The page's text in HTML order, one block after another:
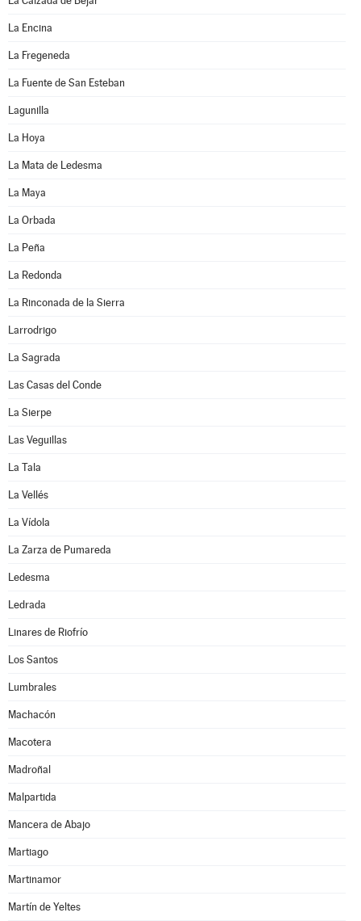
La Encina
La Fregeneda
La Fuente de San Esteban
Lagunilla
La Hoya
La Mata de Ledesma
La Maya
La Orbada
La Peña
La Redonda
La Rinconada de la Sierra
Larrodrigo
La Sagrada
Las Casas del Conde
La Sierpe
Las Veguillas
La Tala
La Vellés
La Vídola
La Zarza de Pumareda
Ledesma
Ledrada
Linares de Riofrío
Los Santos
Lumbrales
Machacón
Macotera
Madroñal
Malpartida
Mancera de Abajo
Martiago
Martinamor
Martín de Yeltes